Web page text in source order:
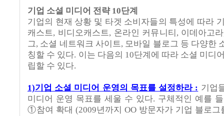
기업 소셜 미디어 전략 10단계
기업의 현재 상황 및 타겟 소비자들의 특성에 따라
캐스트, 비디오캐스트, 온라인 커뮤니티, 이데아고
그, 소셜 네트워크 사이트, 모바일 블로그 등 다양한
칭할 수 있다. 이는 다음의 10단계에 따라 소셜 미디
립할 수 있다.
1)기업 소셜 미디어 운영의 목표를 설정하라 : 기업
미디어 운영 목표를 세울 수 있다. 구체적인 예를
①참여 확대 (2009년까지 OO 방문자가 기업 블로그